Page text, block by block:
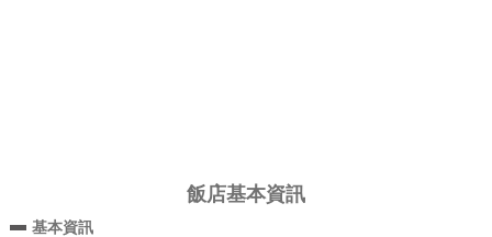
飯店基本資訊
基本資訊